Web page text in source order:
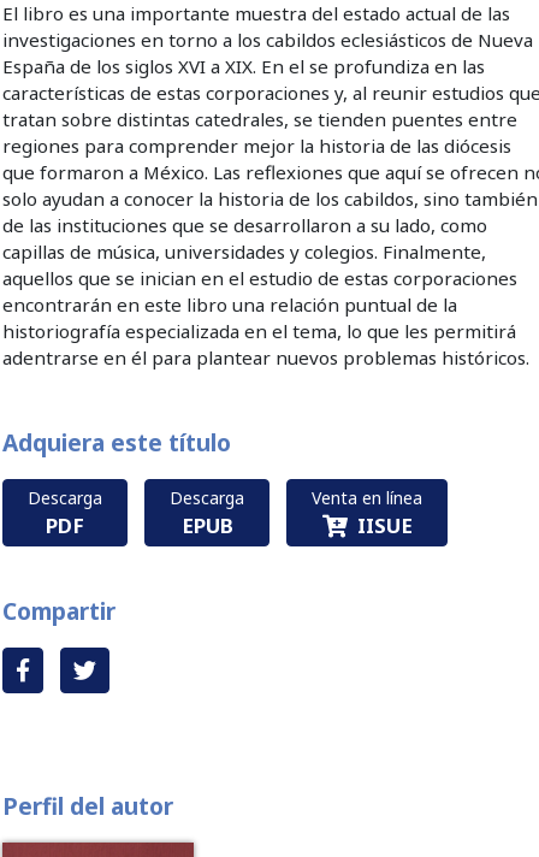
El libro es una importante muestra del estado actual de las
investigaciones en torno a los cabildos eclesiásticos de Nueva
España de los siglos XVI a XIX. En el se profundiza en las
características de estas corporaciones y, al reunir estudios
tratan sobre distintas catedrales, se tienden puentes entre
regiones para comprender mejor la historia de las diócesis
que formaron a México. Las reflexiones que aquí se ofrecen
solo ayudan a conocer la historia de los cabildos, sino también
de las instituciones que se desarrollaron a su lado, como
capillas de música, universidades y colegios. Finalmente,
aquellos que se inician en el estudio de estas corporaciones
encontrarán en este libro una relación puntual de la
historiografía especializada en el tema, lo que les permitirá
adentrarse en él para plantear nuevos problemas históricos.
Adquiera este título
Descarga
PDF
Descarga
EPUB
Venta en línea
IISUE
Compartir
Perfil del autor